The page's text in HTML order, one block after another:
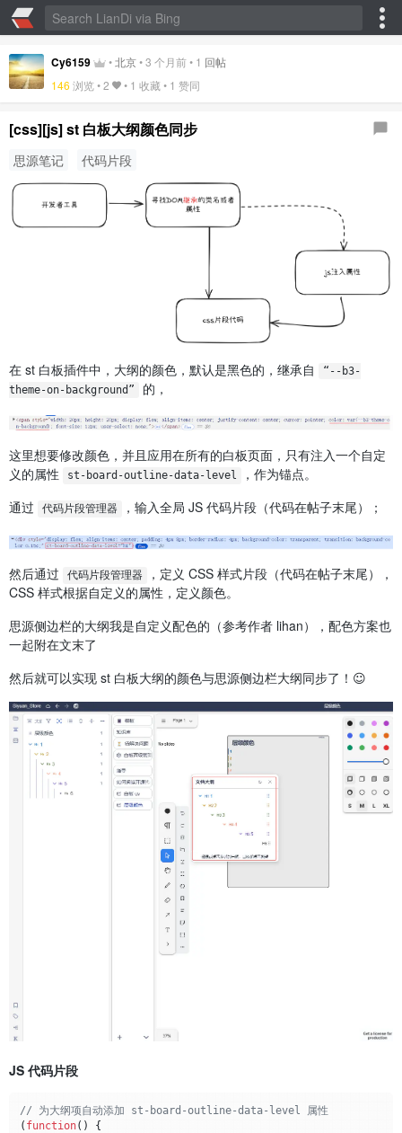
Cy6159 •北京•3 个月前• 1 回帖
146 浏览 •2 • 1 收藏 • 1 赞同
[css][js] st 白板大纲颜色同步
思源笔记 代码片段
在 st 白板插件中，大纲的颜色，默认是黑色的，继承自
“--b3-
theme-on-background”
的，
这里想要修改颜色，并且应用在所有的白板页面，只有注入一个自定
义的属性
st-board-outline-data-level
，作为锚点。
通过
代码片段管理器 ，输入全局 JS 代码片段（代码在帖子末尾）；
然后通过 代码片段管理器
，定义 CSS 样式片段（代码在帖子末尾），
CSS 样式根据自定义的属性，定义颜色。
思源侧边栏的大纲我是自定义配色的（参考作者 lihan），配色方案也
一起附在文末了
然后就可以实现 st 白板大纲的颜色与思源侧边栏大纲同步了！☺️
JS 代码片段
// 为大纲项自动添加 st-board-outline-data-level 属性
( function( ) {